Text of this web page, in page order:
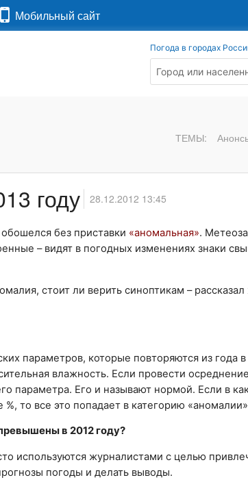
Мобильный сайт
Погода в городах
ТЕМЫ:
году 28.12.2012 13:45
без приставки «аномальная».
– видят в погодных изменениях знаки
стоит ли верить синоптикам –
параметров, которые повторяются из года в
влажность. Если провести
параметра. Его и называют нормой. Если в
то все это попадает в категорию
в 2012 году?
используются журналистами с целью
погоды и делать выводы.